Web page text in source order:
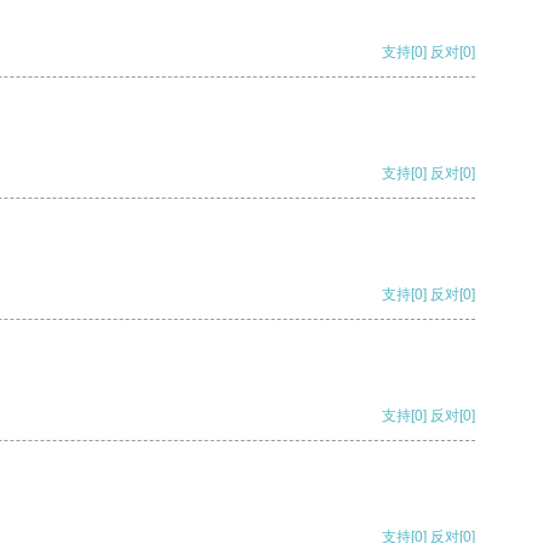
支持[0] 反对[0]
支持[0] 反对[0]
支持[0] 反对[0]
支持[0] 反对[0]
支持[0] 反对[0]